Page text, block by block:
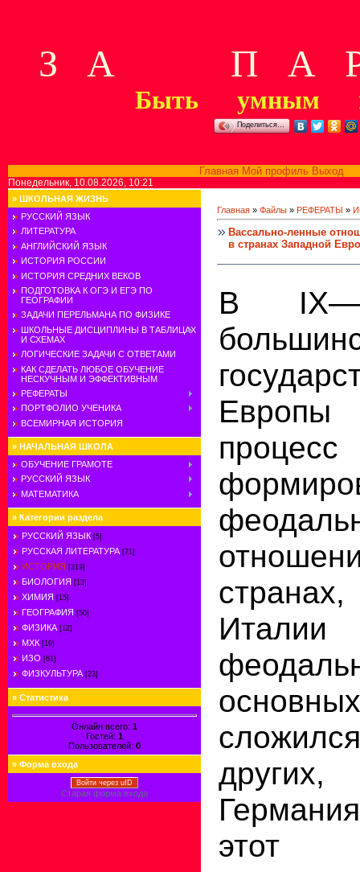
З А П А Р
Быть умным
Поделиться…
Главная Мой профиль Выход
Понедельник, 10.08.2026, 10:21
» ШКОЛЬНАЯ ЖИЗНЬ
РУССКИЙ ЯЗЫК
ЛИТЕРАТУРА
АНГЛИЙСКИЙ ЯЗЫК
ИСТОРИЯ РОССИИ
ИСТОРИЯ СРЕДНИХ ВЕКОВ
ПОДГОТОВКА К ОГЭ И ЕГЭ ПО
ГЕОГРАФИИ
ЗАДАЧИ ПЕРЕЛЬМАНА ПО ФИЗИКЕ
ШКОЛЬНЫЕ ДИСЦИПЛИНЫ В ТАБЛИЦАХ
И СХЕМАХ
ЛОГИЧЕСКИЕ ЗАДАЧИ С ОТВЕТАМИ
КАК СДЕЛАТЬ ЛЮБОЕ ОБУЧЕНИЕ
НЕСКУЧНЫМ И ЭФФЕКТИВНЫМ
РЕФЕРАТЫ
ПОРТФОЛИО УЧЕНИКА
ВСЕМИРНАЯ ИСТОРИЯ
» НАЧАЛЬНАЯ ШКОЛА
ОБУЧЕНИЕ ГРАМОТЕ
РУССКИЙ ЯЗЫК
МАТЕМАТИКА
» Категории раздела
РУССКИЙ ЯЗЫК [5]
РУССКАЯ ЛИТЕРАТУРА [71]
ИСТОРИЯ [319]
БИОЛОГИЯ [13]
ХИМИЯ [15]
ГЕОГРАФИЯ [50]
ФИЗИКА [12]
МХК [19]
ИЗО [61]
ФИЗКУЛЬТУРА [23]
» Статистика
Онлайн всего: 1
Гостей: 1
Пользователей: 0
» Форма входа
Войти через uID
Старая форма входа
Главная » Файлы » РЕФЕРАТЫ »
Вассально-ленные
в странах Западной
В
Европы
процесс
этот